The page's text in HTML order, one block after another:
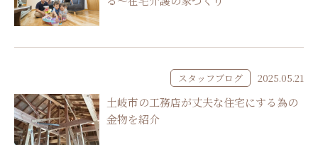
スタッフブログ 2025.05.21
土岐市の工務店が丈夫な住宅にする為の
金物を紹介